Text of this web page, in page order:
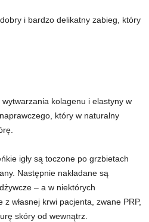
dobry i bardzo delikatny zabieg, który
kolagenu i elastyny ​​w
który w naturalny
igły są toczone po grzbietach
Następnie nakładane są
– a w niektórych
własnej krwi pacjenta, zwane PRP,
skóry od wewnątrz.